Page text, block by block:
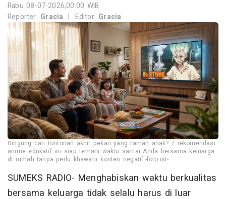
Rabu 08-07-2026,00:00 WIB
Reporter: Gracia | Editor: Gracia
Bingung cari tontonan akhir pekan yang ramah anak? 7 rekomendasi
anime edukatif ini siap temani waktu santai Anda bersama keluarga
di rumah tanpa perlu khawatir konten negatif.-foto:ist-
SUMEKS RADIO- Menghabiskan waktu berkualitas
bersama keluarga tidak selalu harus di luar